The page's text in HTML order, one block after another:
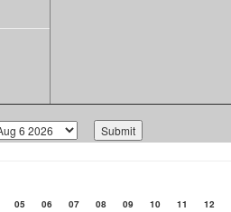
05 06 07 08 09 10 11 12